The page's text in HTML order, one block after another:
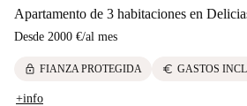
Apartamento de 3 habitaciones en
Desde 2000 €/al mes
lock FIANZA PROTEGIDA euro GASTOS
+info